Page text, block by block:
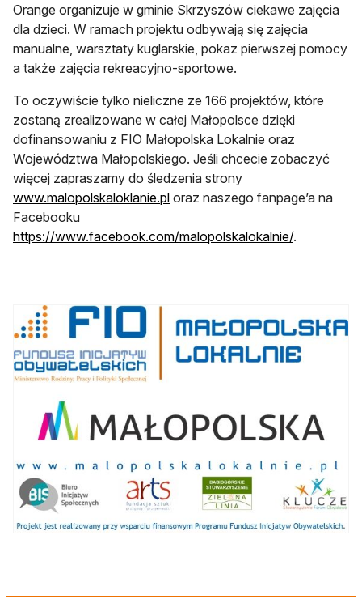
Orange organizuje w gminie Skrzyszów ciekawe zajęcia
dla dzieci. W ramach projektu odbywają się zajęcia
manualne, warsztaty kuglarskie, pokaz pierwszej pomocy
a także zajęcia rekreacyjno-sportowe.
To oczywiście tylko nieliczne ze 166 projektów, które
zostaną zrealizowane w całej Małopolsce dzięki
dofinansowaniu z FIO Małopolska Lokalnie oraz
Województwa Małopolskiego. Jeśli chcecie zobaczyć
więcej zapraszamy do śledzenia strony
www.malopolskaloklanie.pl oraz naszego fanpage’a na
Facebooku
https://www.facebook.com/malopolskalokalnie/.